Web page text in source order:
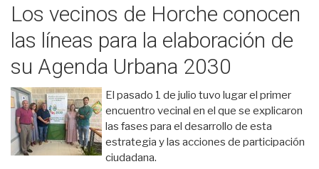
Los vecinos de Horche conocen
las líneas para la elaboración de
su Agenda Urbana 2030
El pasado 1 de julio tuvo lugar el primer
encuentro vecinal en el que se explicaron
las fases para el desarrollo de esta
estrategia y las acciones de participación
ciudadana.